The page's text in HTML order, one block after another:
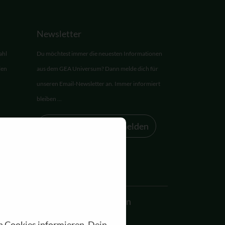
Newsletter
Du möchtest immer die neuesten Informationen
aus dem GEA Universum? Dann melde dich für
unseren Email-Newsletter an. Immer informiert
bleiben ...
Zum Newsletter anmelden
Allgemein